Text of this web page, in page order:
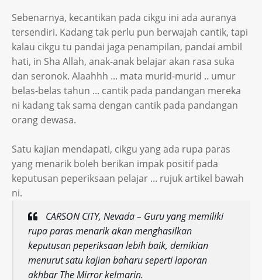
Sebenarnya, kecantikan pada cikgu ini ada auranya
tersendiri. Kadang tak perlu pun berwajah cantik, tapi
kalau cikgu tu pandai jaga penampilan, pandai ambil
hati, in Sha Allah, anak-anak belajar akan rasa suka
dan seronok. Alaahhh ... mata murid-murid .. umur
belas-belas tahun ... cantik pada pandangan mereka
ni kadang tak sama dengan cantik pada pandangan
orang dewasa.
Satu kajian mendapati, cikgu yang ada rupa paras
yang menarik boleh berikan impak positif pada
keputusan peperiksaan pelajar ... rujuk artikel bawah
ni.
CARSON CITY, Nevada – Guru yang memiliki
rupa paras menarik akan menghasilkan
keputusan peperiksaan lebih baik, demikian
menurut satu kajian baharu seperti laporan
akhbar The Mirror kelmarin.